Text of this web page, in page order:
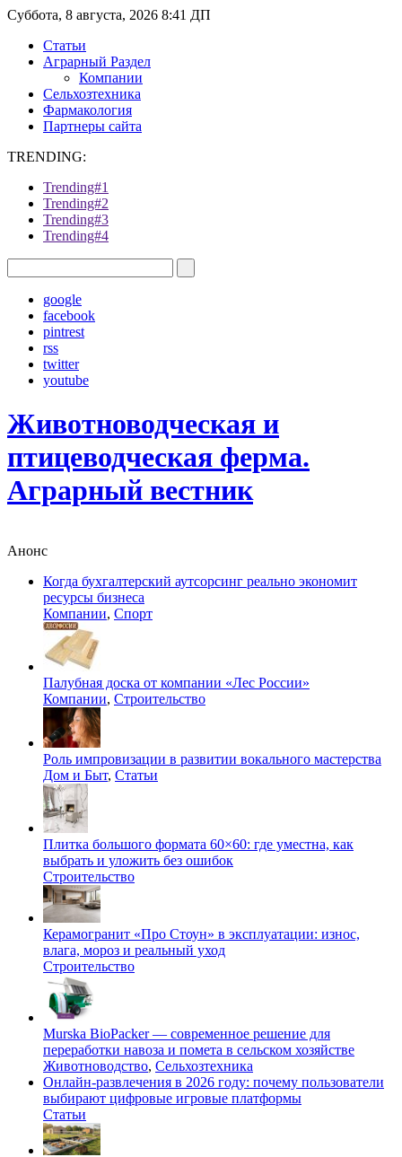
Суббота, 8 августа, 2026 8:41 ДП
Статьи
Аграрный Раздел
Компании
Сельхозтехника
Фармакология
Партнеры сайта
TRENDING:
Trending#1
Trending#2
Trending#3
Trending#4
google
facebook
pintrest
rss
twitter
youtube
Животноводческая и
птицеводческая ферма.
Аграрный вестник
Анонс
Когда бухгалтерский аутсорсинг реально экономит
ресурсы бизнеса
Компании, Спорт
Палубная доска от компании «Лес России»
Компании, Строительство
Роль импровизации в развитии вокального мастерства
Дом и Быт, Статьи
Плитка большого формата 60×60: где уместна, как
выбрать и уложить без ошибок
Строительство
Керамогранит «Про Стоун» в эксплуатации: износ,
влага, мороз и реальный уход
Строительство
Murska BioPacker — современное решение для
переработки навоза и помета в сельском хозяйстве
Животноводство, Сельхозтехника
Онлайн-развлечения в 2026 году: почему пользователи
выбирают цифровые игровые платформы
Статьи